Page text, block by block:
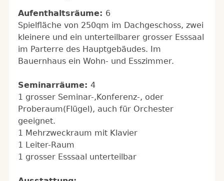
Aufenthaltsräume: 6
Spielfläche von 250qm im Dachgeschoss, zwei
kleinere und ein unterteilbarer grosser Esssaal
im Parterre des Hauptgebäudes. Im
Bauernhaus ein Wohn- und Esszimmer.
Seminarräume: 4
1 grosser Seminar-,Konferenz-, oder
Proberaum(Flügel), auch für Orchester
geeignet.
1 Mehrzweckraum mit Klavier
1 Leiter-Raum
1 grosser Esssaal unterteilbar